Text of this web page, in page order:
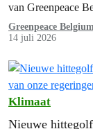
van Greenpeace
5,7 en 7,4 miljard
vervuilende
Greenpeace
14 juli 2026
Klimaat
Nieuwe